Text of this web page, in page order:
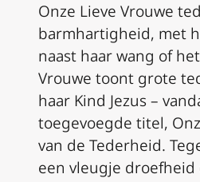
Onze Lieve Vrouwe
barmhartigheid, met
naast haar wang of
Vrouwe toont grote
haar Kind Jezus –
toegevoegde titel,
van de Tederheid.
een vleugje